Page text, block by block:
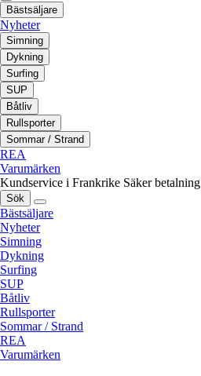
Bästsäljare
Nyheter
Simning
Dykning
Surfing
SUP
Båtliv
Rullsporter
Sommar / Strand
REA
Varumärken
Kundservice i Frankrike Säker betalning
Sök
Bästsäljare
Nyheter
Simning
Dykning
Surfing
SUP
Båtliv
Rullsporter
Sommar / Strand
REA
Varumärken